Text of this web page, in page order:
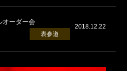
オーダー会
2018.12.22
表参道